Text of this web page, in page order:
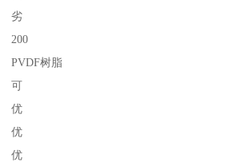
劣
200
PVDF树脂
可
优
优
优